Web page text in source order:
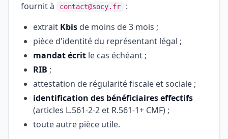
fournit à
contact@socy.fr
:
extrait Kbis de moins de 3 mois ;
pièce d'identité du représentant légal ;
mandat écrit le cas échéant ;
RIB ;
attestation de régularité fiscale et sociale ;
identification des bénéficiaires effectifs
(articles L.561-2-2 et R.561-1+ CMF) ;
toute autre pièce utile.